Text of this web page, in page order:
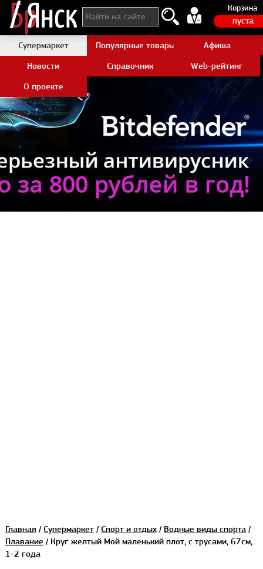
Корзина
пуста
Супермаркет Популярные товары AliexpressАфиша
Новости
Справочник
Web-рейтинг
О проекте
Главная / Супермаркет/ Спорт и отдых/ Водные виды спорта/
Плавание / Круг желтый Мой маленький плот, с трусами, 67см,
1-2 года